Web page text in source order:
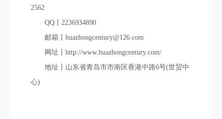
2562
QQ丨2236934890
邮箱丨huazhongcentury@126.com
网址丨http://www.huazhongcentury.com/
地址丨山东省青岛市市南区香港中路6号(世贸中
心)